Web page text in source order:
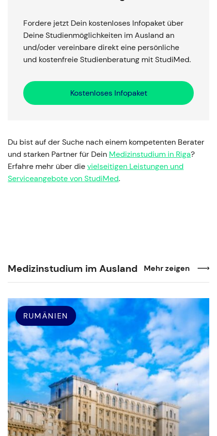
Fordere jetzt Dein kostenloses Infopaket über
Deine Studienmöglichkeiten im Ausland an
und/oder vereinbare direkt eine persönliche
und kostenfreie Studienberatung mit StudiMed.
Kostenloses Infopaket
Du bist auf der Suche nach einem kompetenten Berater
und starken Partner für Dein Medizinstudium in Riga?
Erfahre mehr über dievielseitigen Leistungen und
Serviceangebote von StudiMed.
Medizinstudium im Ausland Mehr zeigen
RUMÄNIEN